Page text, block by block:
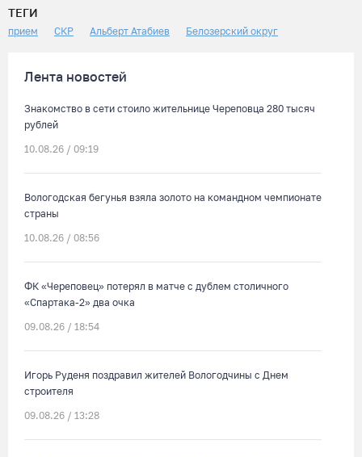
ТЕГИ
прием СКР Альберт Атабиев Белозерский округ
Лента новостей
Знакомство в сети стоило жительнице Череповца 280 тысяч
рублей
10.08.26 / 09:19
Вологодская бегунья взяла золото на командном чемпионате
страны
10.08.26 / 08:56
ФК «Череповец» потерял в матче с дублем столичного
«Спартака-2» два очка
09.08.26 / 18:54
Игорь Руденя поздравил жителей Вологодчины с Днем
строителя
09.08.26 / 13:28